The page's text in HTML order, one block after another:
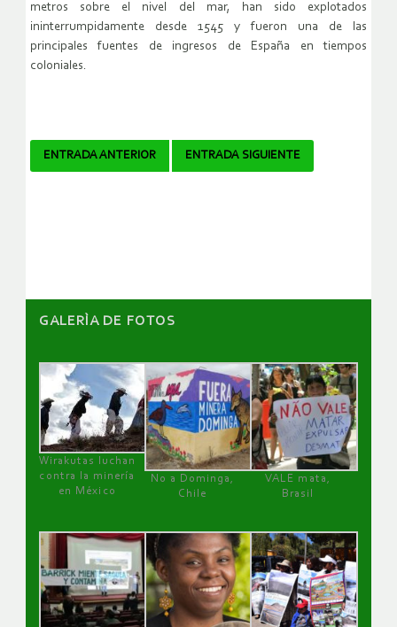
metros sobre el nivel del mar, han sido explotados
ininterrumpidamente desde 1545 y fueron una de las
principales fuentes de ingresos de España en tiempos
coloniales.
Navegador
ENTRADA ANTERIOR ENTRADA SIGUIENTE
GALERÌA DE FOTOS
Wirakutas luchan
contra la minería
en México
No a Dominga,
Chile
VALE mata,
Brasil